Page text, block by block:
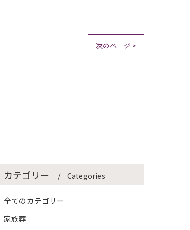
次のページ >
カテゴリー Categories
全てのカテゴリー
家族葬